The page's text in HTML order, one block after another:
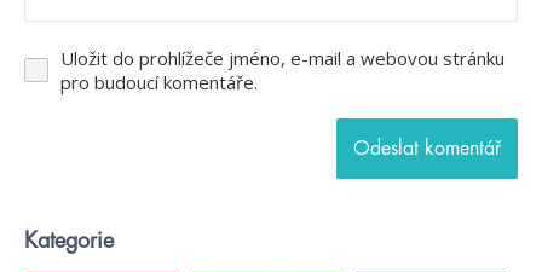
Uložit do prohlížeče jméno, e-mail a webovou stránku
pro budoucí komentáře.
Kategorie